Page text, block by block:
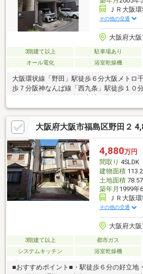
ＪＲ大阪
その他の交通
大阪府大
3階建て以上 駐車場あり
オール電化
浴室乾燥機
大阪環状線「野田」駅徒歩６分大阪メトロ
歩７分阪神なんば線「西九条」駅徒歩１０
利用に便利（車のサイズによる）・火を使
化住宅・断熱性と防音性に配慮した二重サ
窓があり、換気良好・収納に便利な屋根裏
よび居室の写真は、現況写真と間取り図面
リフォームイメージです。家具・什器およ
格に含まれておりません。リフォームを行
生します。
大阪府大阪市福島区野田２
4,880万円
間取り 4SLDK
建物面積
土地面積
築年月 1999年
ＪＲ大阪
その他の交通
大阪府大
3階建て以上 都市ガス
システムキッチン
浴室乾燥機
■おすすめポイント■・駅徒歩６分の好立地